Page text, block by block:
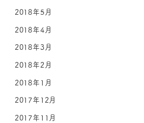
2018年5月
2018年4月
2018年3月
2018年2月
2018年1月
2017年12月
2017年11月